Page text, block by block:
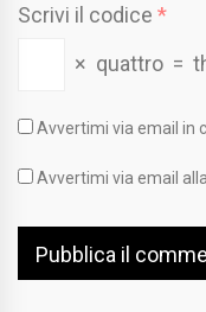
Scrivi il codice *
× quattro =
Avvertimi via email in
Avvertimi via email